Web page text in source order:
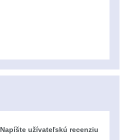
Napíšte užívateľskú recenziu